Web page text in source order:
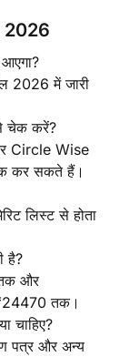
2026
2026 में जारी
चेक करें?
Circle Wise
कर सकते हैं।
लिस्ट से होता
है?
और
तक।
चाहिए?
पत्र और अन्य